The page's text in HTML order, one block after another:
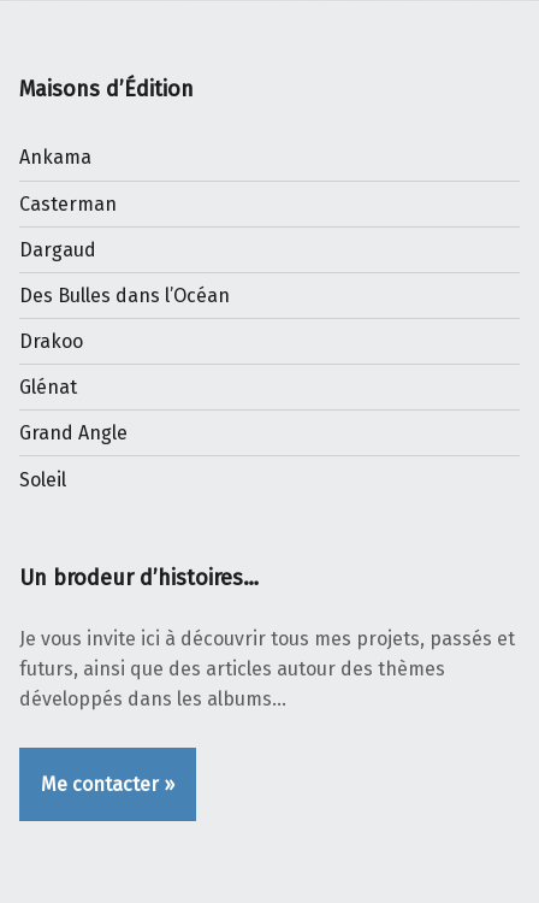
Maisons d’Édition
Ankama
Casterman
Dargaud
Des Bulles dans l’Océan
Drakoo
Glénat
Grand Angle
Soleil
Un brodeur d’histoires…
Je vous invite ici à découvrir tous mes projets, passés et
futurs, ainsi que des articles autour des thèmes
développés dans les albums…
Me contacter »